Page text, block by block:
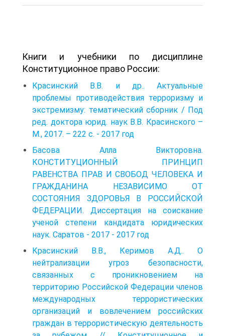
Книги и учебники по дисциплине
Конституционное право России:
Красинский В.В. и др.. Актуальные
проблемы противодействия терроризму и
экстремизму: тематический сборник / Под
ред. доктора юрид. наук В.В. Красинского –
М., 2017. – 222 с. - 2017 год
Басова Алла Викторовна.
КОНСТИТУЦИОННЫЙ ПРИНЦИП
РАВЕНСТВА ПРАВ И СВОБОД ЧЕЛОВЕКА И
ГРАЖДАНИНА НЕЗАВИСИМО ОТ
СОСТОЯНИЯ ЗДОРОВЬЯ В РОССИЙСКОЙ
ФЕДЕРАЦИИ. Диссертация на соискание
ученой степени кандидата юридических
наук. Саратов - 2017 - 2017 год
Красинский В.В., Керимов А.Д.. О
нейтрализации угроз безопасности,
связанных с проникновением на
территорию Российской Федерации членов
международных террористических
организаций и вовлечением российских
граждан в террористическую деятельность